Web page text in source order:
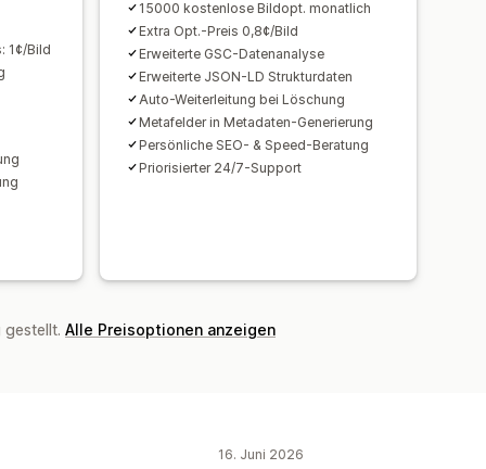
1¢/Bild
15000 kostenlose Bildopt. monatlich
Extra Opt.-Preis 0,8¢/Bild
Erweiterte GSC-Datenanalyse
Erweiterte JSON-LD Strukturdaten
Auto-Weiterleitung bei Löschung
Metafelder in Metadaten-Generierung
Persönliche SEO- & Speed-Beratung
Priorisierter 24/7-Support
gestellt. Alle Preisoptionen anzeigen
16. Juni 2026